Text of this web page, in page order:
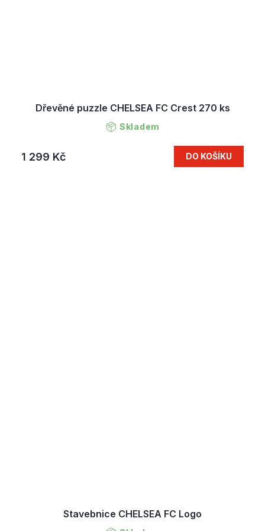
Dřevěné puzzle CHELSEA FC Crest 270 ks
Skladem
1 299 Kč DO KOŠÍKU
Stavebnice CHELSEA FC Logo